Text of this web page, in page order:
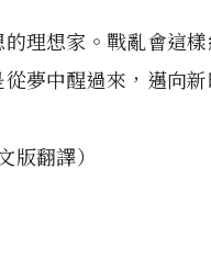
理想家。戰亂會這
夢中醒過來，邁向新
版翻譯）